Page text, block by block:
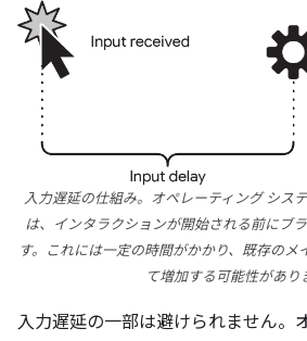
入力遅延の仕組み。オペレーティング シス
は、インタラクションが開始される前にブ
す。これには一定の時間がかかり、既存のメ
て増加する可能性があり
入力遅延の一部は避けられません。